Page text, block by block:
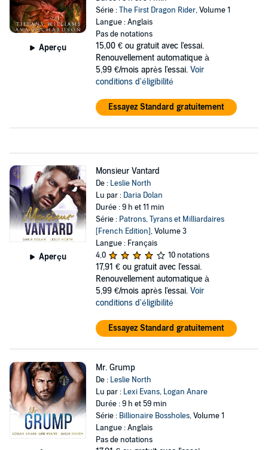
Aperçu
Série :The First Dragon Rider, Volume 1
Langue : Anglais
Pas de notations
15,00 € ou gratuit avec l'essai.
Renouvellement automatique à
5,99 €/mois après l'essai. Voir
conditions d'éligibilité
Essayez Standard gratuitement
Aperçu
Monsieur Vantard
De : Leslie North
Lu par : Daria Dolan
Durée : 9 h et 11 min
Série : Patrons, Tyrans et Milliardaires
[French Edition], Volume 3
Langue : Français
4,0
10 notations
17,91 € ou gratuit avec l'essai.
Renouvellement automatique à
5,99 €/mois après l'essai. Voir
conditions d'éligibilité
Essayez Standard gratuitement
Mr. Grump
De : Leslie North
Lu par : Lexi Evans, Logan Anare
Durée : 9 h et 59 min
Série : Billionaire Bossholes, Volume 1
Langue : Anglais
Pas de notations